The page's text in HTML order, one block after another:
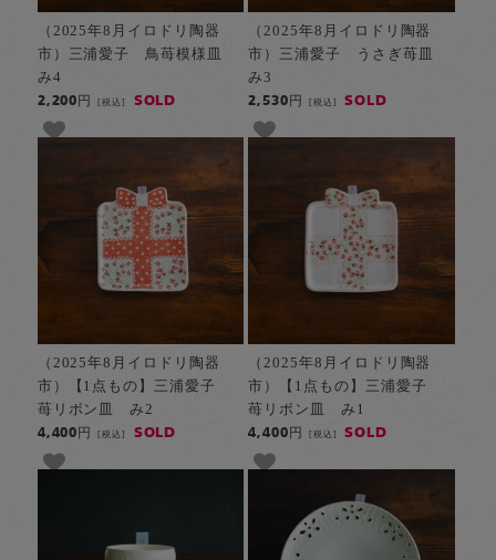
（2025年8月イロドリ陶器
市）三浦愛子 鳥苺模様皿
み4
2,200円[税込] SOLD
（2025年8月イロドリ陶器
市）三浦愛子 うさぎ苺皿
み3
2,530円 [税込] SOLD
（2025年8月イロドリ陶器
市）【1点もの】三浦愛子
苺リボン皿 み2
4,400円[税込] SOLD
（2025年8月イロドリ陶器
市）【1点もの】三浦愛子
苺リボン皿 み1
4,400円 [税込] SOLD